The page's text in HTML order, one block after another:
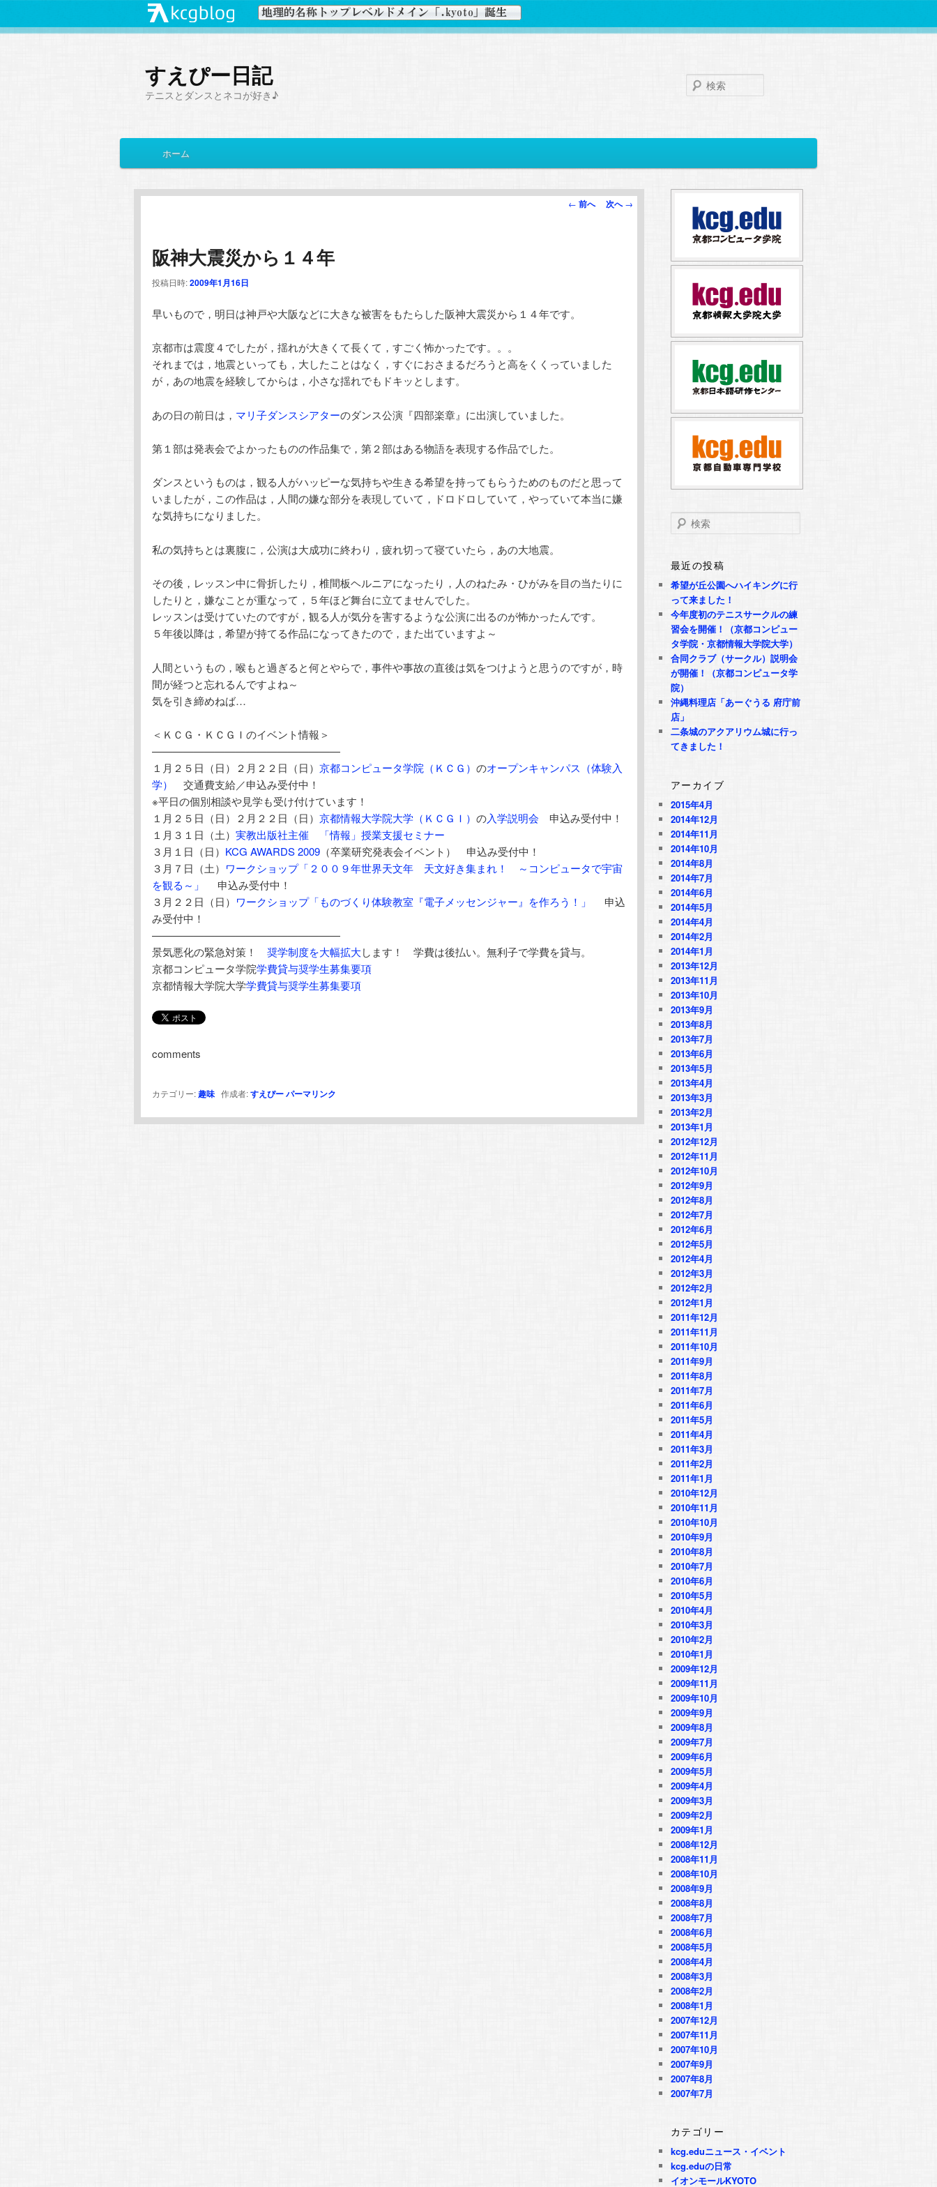
すえぴー日記
テニスとダンスとネコが好き♪
イ
メ
イ
コ
ン
ン
動
サ
ブ
ン
テ
ツ
ホーム
投
ョ
← 前へ 次へ→
阪神大震災から１４年
投稿日時:2009年1月16日
早いもので，明日は神戸や大阪などに大きな被害をもたらした阪神大震災から１４年です。
京都市は震度４でしたが，揺れが大きくて長くて，すごく怖かったです。。。
それまでは，地震といっても，大したことはなく，すぐにおさまるだろうと高をくくっていました
が，あの地震を経験してからは，小さな揺れでもドキッとします。
あの日の前日は， マリ子ダンスシアターのダンス公演『四部楽章』に出演していました。
第１部は発表会でよかったものの作品集で，第２部はある物語を表現する作品でした。
ダンスというものは，観る人がハッピーな気持ちや生きる希望を持ってもらうためのものだと思って
いましたが，この作品は，人間の嫌な部分を表現していて，ドロドロしていて，やっていて本当に嫌
な気持ちになりました。
私の気持ちとは裏腹に，公演は大成功に終わり，疲れ切って寝ていたら，あの大地震。
その後，レッスン中に骨折したり，椎間板ヘルニアになったり，人のねたみ・ひがみを目の当たりに
したりと，嫌なことが重なって，５年ほど舞台に立てませんでした。
レッスンは受けていたのですが，観る人が気分を害するような公演に出るのが怖かったんです。
５年後以降は，希望が持てる作品になってきたので，また出ていますよ～
人間というもの，喉もと過ぎると何とやらで，事件や事故の直後は気をつけようと思うのですが，時
間が経つと忘れるんですよね～
気を引き締めねば…
＜ＫＣＧ・ＫＣＧＩのイベント情報＞
——————————————————
１月２５日（日）２月２２日（日） 京都コンピュータ学院（ＫＣＧ） のオープンキャンパス（体験入
学）
交通費支給／申込み受付中！
※平日の個別相談や見学も受け付けています！
１月２５日（日）２月２２日（日） 京都情報大学院大学（ＫＣＧＩ） の入学説明会 申込み受付中！
１月３１日（土） 実教出版社主催 「情報」授業支援セミナー
３月１日（日） KCG AWARDS 2009 （卒業研究発表会イベント） 申込み受付中！
３月７日（土） ワークショップ「２００９年世界天文年 天文好き集まれ！ ～コンピュータで宇宙
を観る～」
申込み受付中！
３月２２日（日） ワークショップ「ものづくり体験教室『電子メッセンジャー』を作ろう！」
申込
み受付中！
——————————————————
景気悪化の緊急対策！ 奨学制度を大幅拡大します！ 学費は後払い。無利子で学費を貸与。
京都コンピュータ学院学費貸与奨学生募集要項
京都情報大学院大学学費貸与奨学生募集要項
comments
カテゴリー:趣味 作成者:すえぴーパーマリンク
検
索
最近の投稿
希望が丘公園へハイキングに行
って来ました！
今年度初のテニスサークルの練
習会を開催！（京都コンピュー
タ学院・京都情報大学院大学）
合同クラブ（サークル）説明会
が開催！（京都コンピュータ学
院）
沖縄料理店「あーぐうる 府庁前
店」
二条城のアクアリウム城に行っ
てきました！
アーカイブ
2015年4月
2014年12月
2014年11月
2014年10月
2014年8月
2014年7月
2014年6月
2014年5月
2014年4月
2014年2月
2014年1月
2013年12月
2013年11月
2013年10月
2013年9月
2013年8月
2013年7月
2013年6月
2013年5月
2013年4月
2013年3月
2013年2月
2013年1月
2012年12月
2012年11月
2012年10月
2012年9月
2012年8月
2012年7月
2012年6月
2012年5月
2012年4月
2012年3月
2012年2月
2012年1月
2011年12月
2011年11月
2011年10月
2011年9月
2011年8月
2011年7月
2011年6月
2011年5月
2011年4月
2011年3月
2011年2月
2011年1月
2010年12月
2010年11月
2010年10月
2010年9月
2010年8月
2010年7月
2010年6月
2010年5月
2010年4月
2010年3月
2010年2月
2010年1月
2009年12月
2009年11月
2009年10月
2009年9月
2009年8月
2009年7月
2009年6月
2009年5月
2009年4月
2009年3月
2009年2月
2009年1月
2008年12月
2008年11月
2008年10月
2008年9月
2008年8月
2008年7月
2008年6月
2008年5月
2008年4月
2008年3月
2008年2月
2008年1月
2007年12月
2007年11月
2007年10月
2007年9月
2007年8月
2007年7月
カテゴリー
kcg.eduニュース・イベント
kcg.eduの日常
イオンモールKYOTO